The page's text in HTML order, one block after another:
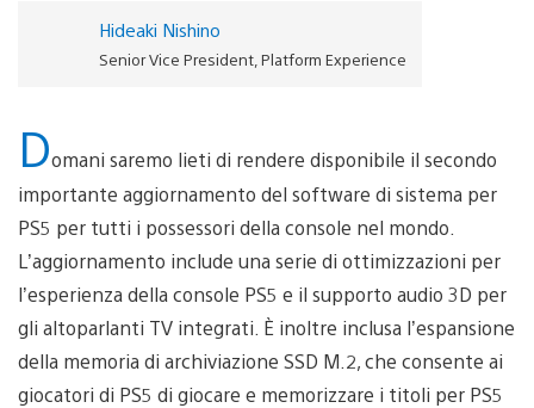
Hideaki Nishino
Senior Vice President, Platform Experience
Domani saremo lieti di rendere disponibile il secondo
importante aggiornamento del software di sistema per
PS5 per tutti i possessori della console nel mondo.
L’aggiornamento include una serie di ottimizzazioni per
l’esperienza della console PS5 e il supporto audio 3D per
gli altoparlanti TV integrati. È inoltre inclusa l’espansione
della memoria di archiviazione SSD M.2, che consente ai
giocatori di PS5 di giocare e memorizzare i titoli per PS5